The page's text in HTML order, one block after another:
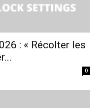
: « Récolter les
0